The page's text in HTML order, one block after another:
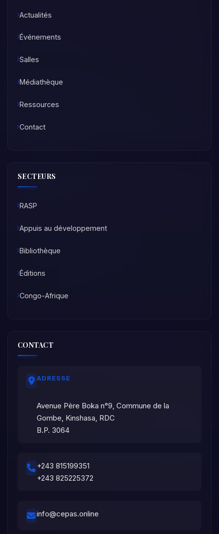
Actualités
Événements
Salles
Médiathèque
Ressources
Contact
SECTEURS
RASP
Appuis au développement
Bibliothèque
Éditions
Congo-Afrique
CONTACT
ADRESSE
Avenue Père Boka n°9, Commune de la
Gombe, Kinshasa, RDC
B.P. 3064
+243 815199351
+243 825225372
info@cepas.online